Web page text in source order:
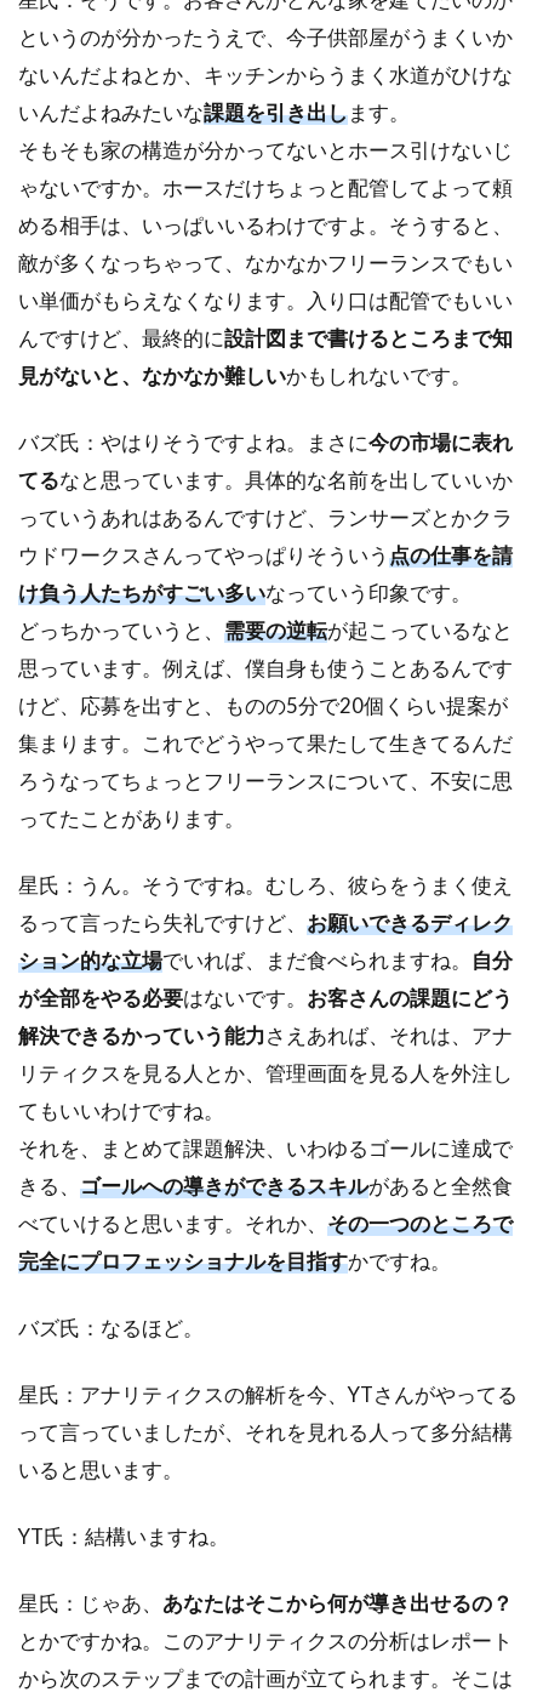
というのが分かったうえで、今子供部屋がうまくいか
ないんだよねとか、キッチンからうまく水道がひけな
いんだよねみたいな課題を引き出します。
そもそも家の構造が分かってないとホース引けないじ
ゃないですか。ホースだけちょっと配管してよって頼
める相手は、いっぱいいるわけですよ。そうすると、
敵が多くなっちゃって、なかなかフリーランスでもい
い単価がもらえなくなります。入り口は配管でもいい
んですけど、最終的に設計図まで書けるところまで知
見がないと、なかなか難しいかもしれないです。
バズ氏：やはりそうですよね。まさに今の市場に表れ
てるなと思っています。具体的な名前を出していいか
っていうあれはあるんですけど、ランサーズとかクラ
ウドワークスさんってやっぱりそういう点の仕事を請
け負う人たちがすごい多いなっていう印象です。
どっちかっていうと、 需要の逆転が起こっているなと
思っています。例えば、僕自身も使うことあるんです
けど、応募を出すと、ものの5分で20個くらい提案が
集まります。これでどうやって果たして生きてるんだ
ろうなってちょっとフリーランスについて、不安に思
ってたことがあります。
星氏：うん。そうですね。むしろ、彼らをうまく使え
るって言ったら失礼ですけど、 お願いできるディレク
ション的な立場でいれば、まだ食べられますね。 自分
が全部をやる必要はないです。 お客さんの課題にどう
解決できるかっていう能力さえあれば、それは、アナ
リティクスを見る人とか、管理画面を見る人を外注し
てもいいわけですね。
それを、まとめて課題解決、いわゆるゴールに達成で
きる、 ゴールへの導きができるスキルがあると全然食
べていけると思います。それか、 その一つのところで
完全にプロフェッショナルを目指すかですね。
バズ氏：なるほど。
星氏：アナリティクスの解析を今、YTさんがやってる
って言っていましたが、それを見れる人って多分結構
いると思います。
YT氏：結構いますね。
星氏：じゃあ、 あなたはそこから何が導き出せるの？
とかですかね。このアナリティクスの分析はレポート
から次のステップまでの計画が立てられます。そこは